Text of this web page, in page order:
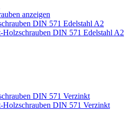
anzeigen
DIN 571 Edelstahl A2
Holzschrauben DIN 571 Edelstahl A2
DIN 571 Verzinkt
Holzschrauben DIN 571 Verzinkt